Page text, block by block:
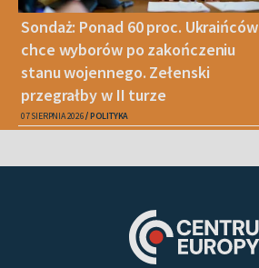
Sondaż: Ponad 60 proc. Ukraińców
chce wyborów po zakończeniu
stanu wojennego. Zełenski
przegrałby w II turze
07 SIERPNIA 2026 POLITYKA